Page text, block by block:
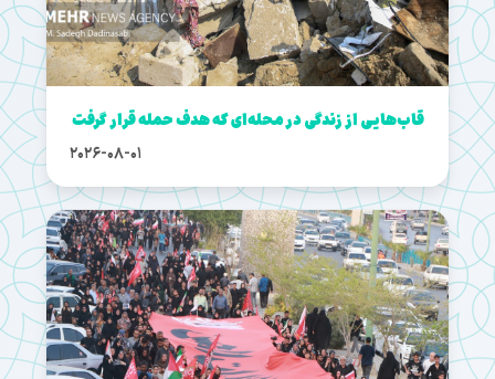
قاب‌هایی از زندگی در محله‌ای که هدف حمله قرار گرفت
2026-08-01